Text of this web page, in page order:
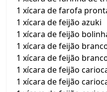
1 xícara de farofa
1 xícara de feijão azuki
1 xícara de feijão
1 xícara de feijão
1 xícara de feijão
1 xícara de feijão
1 xícara de feijão